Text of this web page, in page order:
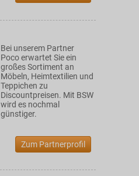
Bei unserem Partner
Poco erwartet Sie ein
großes Sortiment an
Möbeln, Heimtextilien und
Teppichen zu
Discountpreisen. Mit BSW
wird es nochmal
günstiger.
Zum Partnerprofil